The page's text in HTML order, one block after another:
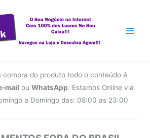
compra do produto todo o conteúdo é
mail ou WhatsApp. Estamos Online via
a Domingo das: 08:00 as 23:00